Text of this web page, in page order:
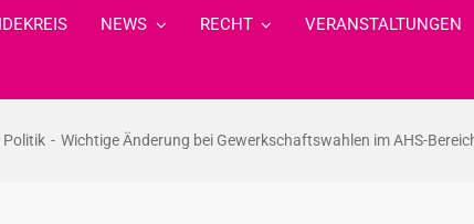
NEWS RECHT VERANSTALTUNGEN
Politik Wichtige Änderung bei Gewerkschaftswahlen im AHS-